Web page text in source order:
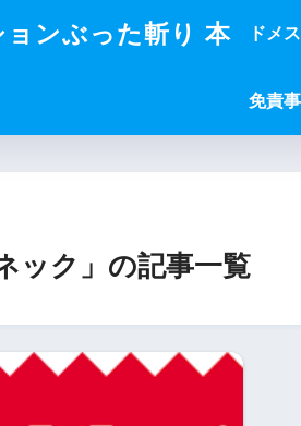
ョンぶった斬り 本 ドメ
免責
ック」の記事一覧